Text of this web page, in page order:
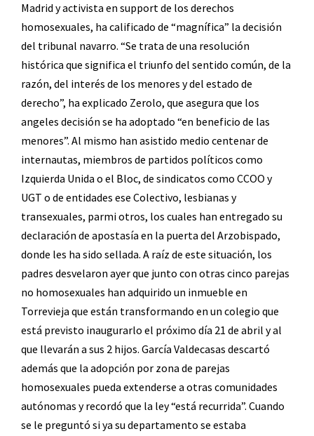
Madrid y activista en support de los derechos
homosexuales, ha calificado de “magnífica” la decisión
del tribunal navarro. “Se trata de una resolución
histórica que significa el triunfo del sentido común, de la
razón, del interés de los menores y del estado de
derecho”, ha explicado Zerolo, que asegura que los
angeles decisión se ha adoptado “en beneficio de las
menores”. Al mismo han asistido medio centenar de
internautas, miembros de partidos políticos como
Izquierda Unida o el Bloc, de sindicatos como CCOO y
UGT o de entidades ese Colectivo, lesbianas y
transexuales, parmi otros, los cuales han entregado su
declaración de apostasía en la puerta del Arzobispado,
donde les ha sido sellada. A raíz de este situación, los
padres desvelaron ayer que junto con otras cinco parejas
no homosexuales han adquirido un inmueble en
Torrevieja que están transformando en un colegio que
está previsto inaugurarlo el próximo día 21 de abril y al
que llevarán a sus 2 hijos. García Valdecasas descartó
además que la adopción por zona de parejas
homosexuales pueda extenderse a otras comunidades
autónomas y recordó que la ley “está recurrida”. Cuando
se le preguntó si ya su departamento se estaba